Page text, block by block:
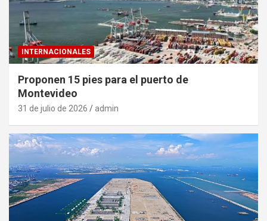
INTERNACIONALES
Proponen 15 pies para el puerto de
Montevideo
31 de julio de 2026 admin